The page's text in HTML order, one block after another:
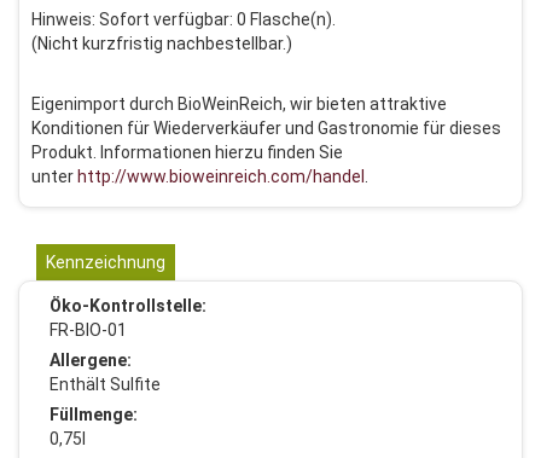
Hinweis: Sofort verfügbar: 0 Flasche(n).
(Nicht kurzfristig nachbestellbar.)
Eigenimport durch BioWeinReich, wir bieten attraktive
Konditionen für Wiederverkäufer und Gastronomie für dieses
Produkt. Informationen hierzu finden Sie
unter http://www.bioweinreich.com/handel
Kennzeichnung
Öko-Kontrollstelle:
FR-BIO-01
Allergene:
Enthält Sulfite
Füllmenge:
0,75l